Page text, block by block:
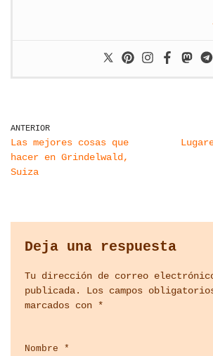
ANTERIOR
Las mejores cosas que
hacer en Grindelwald,
Suiza
Deja una respuesta
Tu dirección de correo
publicada.
Los campos
marcados con *
Nombre *